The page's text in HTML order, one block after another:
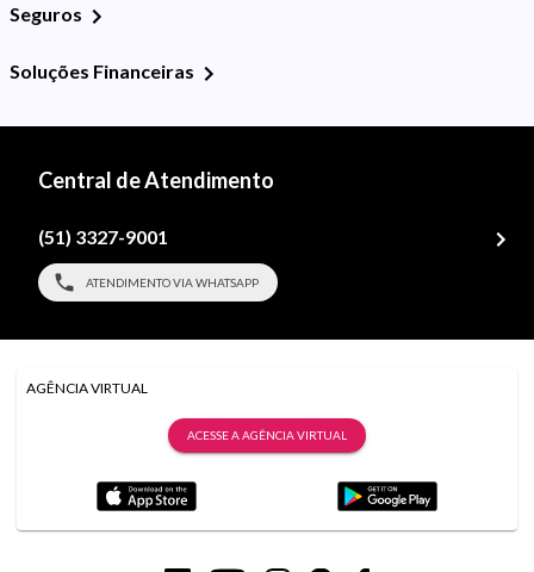
Seguros
Soluções Financeiras
Central de Atendimento
(51) 3327-9001
ATENDIMENTO VIA WHATSAPP
AGÊNCIA VIRTUAL
ACESSE A AGÊNCIA VIRTUAL